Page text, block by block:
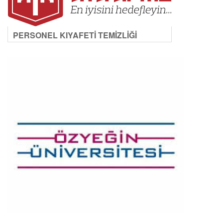
PERSONEL KIYAFETİ TEMİZLİĞİ